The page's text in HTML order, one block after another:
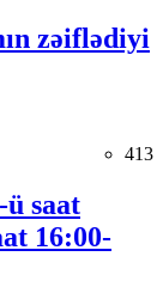
zəiflədiyi
413
saat
16:00-